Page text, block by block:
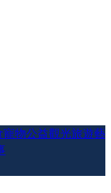
寵物公益觀光旅遊藝